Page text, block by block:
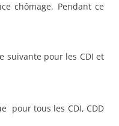
chômage. Pendant ce
suivante pour les CDI et
pour tous les CDI, CDD